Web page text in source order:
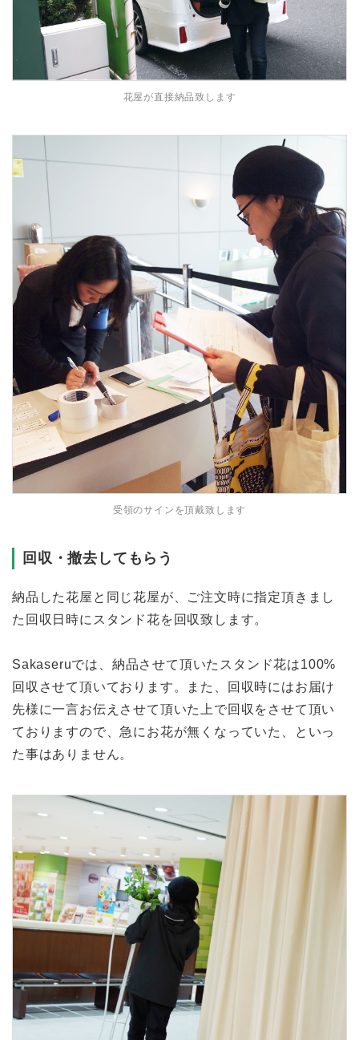
花屋が直接納品致します
受領のサインを頂戴致します
回収・撤去してもらう
納品した花屋と同じ花屋が、ご注文時に指定頂きまし
た回収日時にスタンド花を回収致します。
Sakaseruでは、納品させて頂いたスタンド花は100%
回収させて頂いております。また、回収時にはお届け
先様に一言お伝えさせて頂いた上で回収をさせて頂い
ておりますので、急にお花が無くなっていた、といっ
た事はありません。